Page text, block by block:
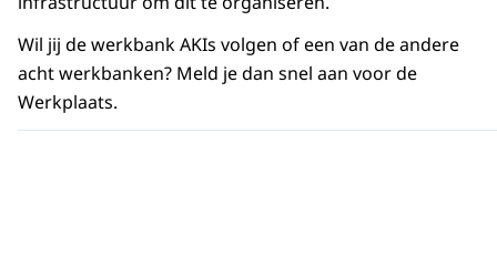
Wil jij de werkbank AKIs volgen of een van de andere
acht werkbanken? Meld je dan snel aan voorde
Werkplaats.